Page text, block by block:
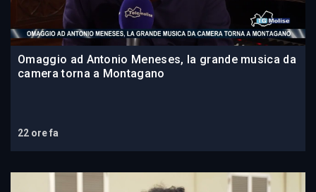
Omaggio ad Antonio Meneses, la grande musica da
camera torna a Montagano
22 ore fa